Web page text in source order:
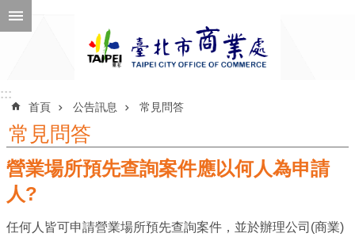
跳到主要內容區塊
公
告
息
::::::
首頁 公告訊息 常見問答
常見問答
營業場所預先查詢案件應以何人為申請
人?
任何人皆可申請營業場所預先查詢案件，並於辦理公司(商業)